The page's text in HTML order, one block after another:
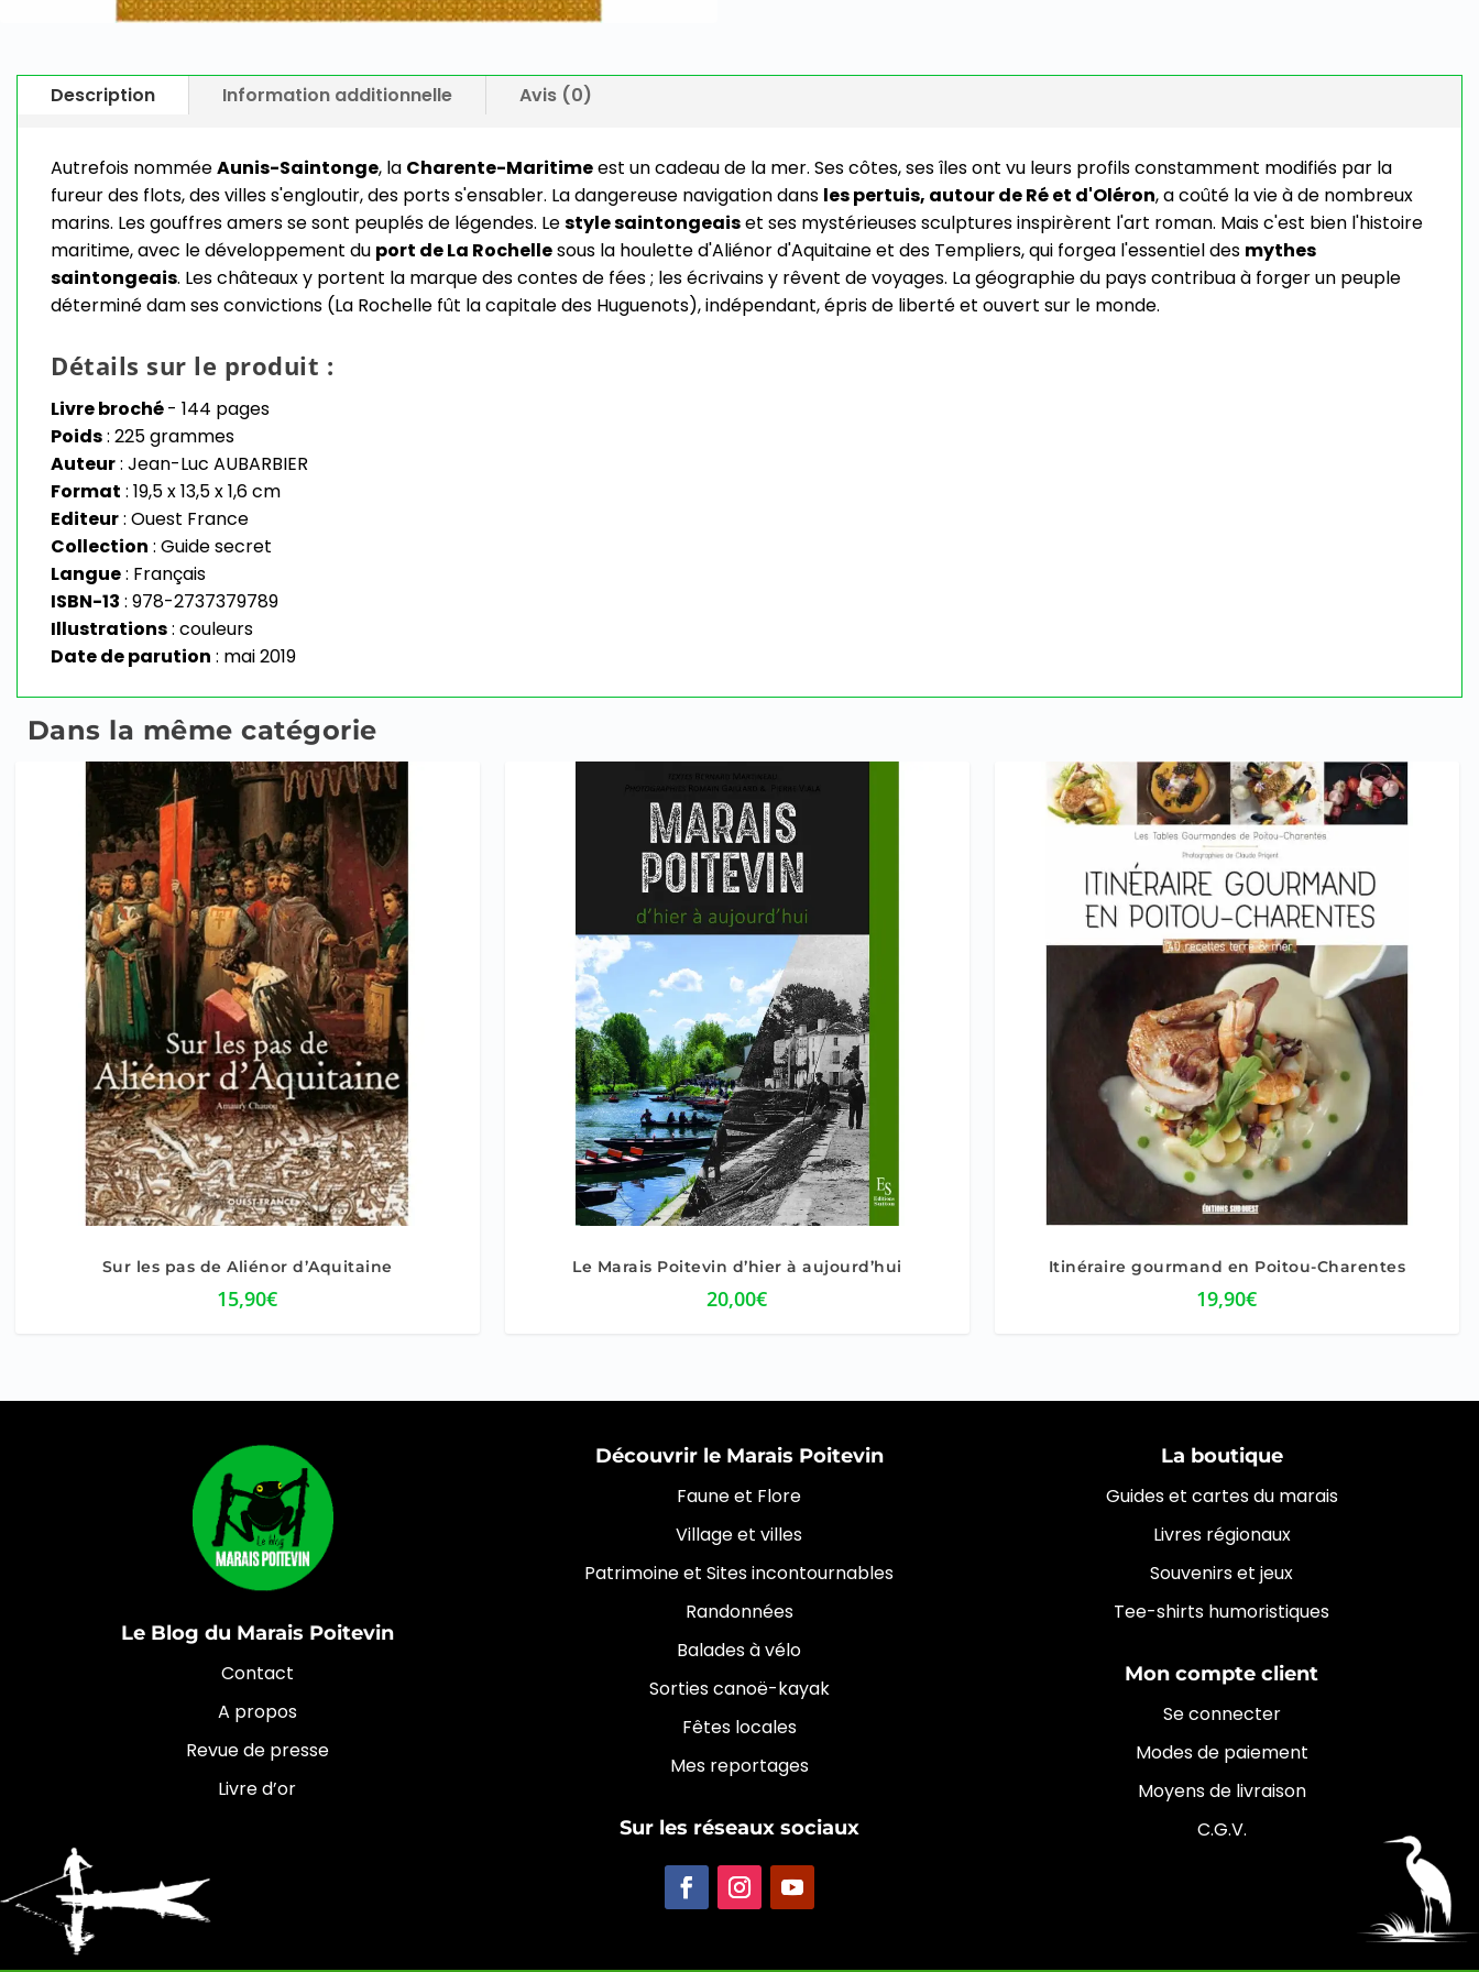
Description Information additionnelle Avis (0)
Autrefois nomméeAunis-Saintonge, la Charente-Maritimeest un cadeau de la mer. Ses côtes, ses îles ont vu leurs profils constamment modifiés par la
fureur des flots, des villes s'engloutir, des ports s'ensabler. La dangereuse navigation dans les pertuis, autour de Ré et d'Oléron, a coûté la vie à de nombreux
marins. Les gouffres amers se sont peuplés de légendes. Lestyle saintongeaiset ses mystérieuses sculptures inspirèrent l'art roman. Mais c'est bien l'histoire
maritime, avec le développement du port de La Rochellesous la houlette d'Aliénor d'Aquitaine et des Templiers, qui forgea l'essentiel des mythes
saintongeais. Les châteaux y portent la marque des contes de fées ; les écrivains y rêvent de voyages. La géographie du pays contribua à forger un peuple
déterminé dam ses convictions (La Rochelle fût la capitale des Huguenots), indépendant, épris de liberté et ouvert sur le monde.
Détails sur le produit :
Livre broché- 144 pages
Poids: 225 grammes
Auteur: Jean-Luc AUBARBIER
Format : 19,5 x 13,5 x 1,6 cm
Editeur: Ouest France
Collection : Guide secret
Langue: Français
ISBN-13 : 978-2737379789
Illustrations: couleurs
Date de parution : mai 2019
Sur les pas de Aliénor d’Aquitaine
15,90€
5.00
Le Marais Poitevin d’hier à aujourd’hui
20,00€
Itinéraire gourmand en Poitou-Charentes
19,90€
Le Blog du Marais Poitevin
Contact
A propos
Revue de presse
Livre d’or
Découvrir le Marais Poitevin
Faune et Flore
Village et villes
Patrimoine et Sites incontournables
Randonnées
Balades à vélo
Sorties canoë-kayak
Fêtes locales
Mes reportages
Sur les réseaux sociaux
La boutique
Guides et cartes du marais
Livres régionaux
Souvenirs et jeux
Tee-shirts humoristiques
Mon compte client
Se connecter
Modes de paiement
Moyens de livraison
C.G.V.